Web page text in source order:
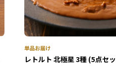
レトルト 北極星 3種 (5点セ